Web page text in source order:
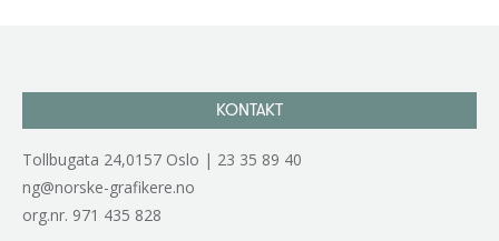
KONTAKT
Tollbugata 24,0157 Oslo | 23 35 89 40
ng@norske-grafikere.no
org.nr. 971 435 828